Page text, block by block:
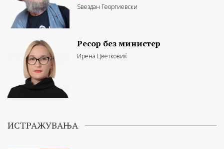
Ѕвездан Георгиевски
Ресор без министер
Ирена Цветковиќ
ИСТРАЖУВАЊА